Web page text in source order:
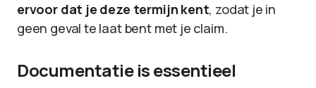
ervoor dat je deze termijn kent, zodat je in
geen geval te laat bent met je claim.
Documentatie is essentieel